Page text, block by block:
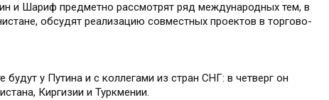
и Шариф предметно рассмотрят ряд международных тем, в
обсудят реализацию совместных проектов в торгово-
у Путина и с коллегами из стран СНГ: в четверг он
Киргизии и Туркмении.